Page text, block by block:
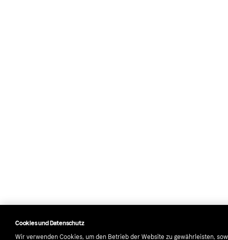
Cookies und Datenschutz
Wir verwenden Cookies, um den Betrieb der Website zu gewährleisten,